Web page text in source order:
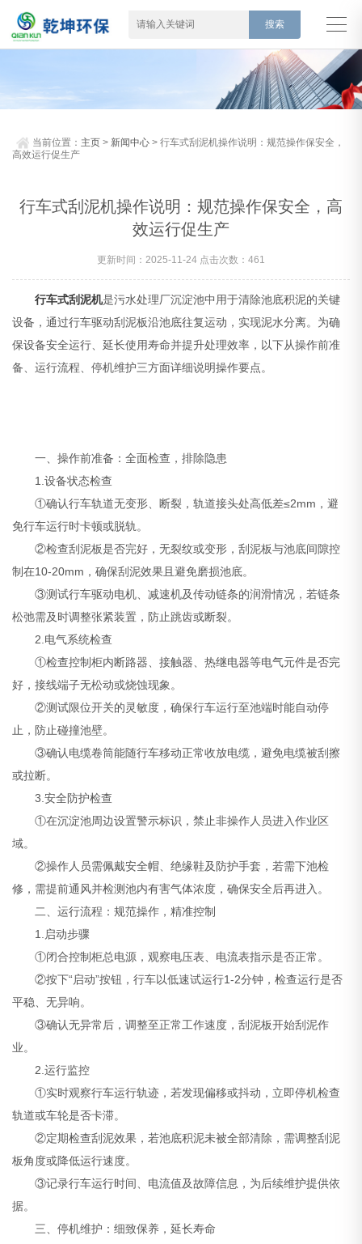
当前位置： 主页 > 新闻中心 > 行车式刮泥机操作说明：规范操作保安全，
高效运行促生产
行车式刮泥机操作说明：规范操作保安全，高
效运行促生产
更新时间：2025-11-24 点击次数：461
行车式刮泥机是污水处理厂沉淀池中用于清除池底积泥的关键
设备，通过行车驱动刮泥板沿池底往复运动，实现泥水分离。为确
保设备安全运行、延长使用寿命并提升处理效率，以下从操作前准
备、运行流程、停机维护三方面详细说明操作要点。
一、操作前准备：全面检查，排除隐患
1.设备状态检查
①确认行车轨道无变形、断裂，轨道接头处高低差≤2mm，避
免行车运行时卡顿或脱轨。
②检查刮泥板是否完好，无裂纹或变形，刮泥板与池底间隙控
制在10-20mm，确保刮泥效果且避免磨损池底。
③测试行车驱动电机、减速机及传动链条的润滑情况，若链条
松弛需及时调整张紧装置，防止跳齿或断裂。
2.电气系统检查
①检查控制柜内断路器、接触器、热继电器等电气元件是否完
好，接线端子无松动或烧蚀现象。
②测试限位开关的灵敏度，确保行车运行至池端时能自动停
止，防止碰撞池壁。
③确认电缆卷筒能随行车移动正常收放电缆，避免电缆被刮擦
或拉断。
3.安全防护检查
①在沉淀池周边设置警示标识，禁止非操作人员进入作业区
域。
②操作人员需佩戴安全帽、绝缘鞋及防护手套，若需下池检
修，需提前通风并检测池内有害气体浓度，确保安全后再进入。
二、运行流程：规范操作，精准控制
1.启动步骤
①闭合控制柜总电源，观察电压表、电流表指示是否正常。
②按下“启动”按钮，行车以低速试运行1-2分钟，检查运行是否
平稳、无异响。
③确认无异常后，调整至正常工作速度，刮泥板开始刮泥作
业。
2.运行监控
①实时观察行车运行轨迹，若发现偏移或抖动，立即停机检查
轨道或车轮是否卡滞。
②定期检查刮泥效果，若池底积泥未被全部清除，需调整刮泥
板角度或降低运行速度。
③记录行车运行时间、电流值及故障信息，为后续维护提供依
据。
三、停机维护：细致保养，延长寿命